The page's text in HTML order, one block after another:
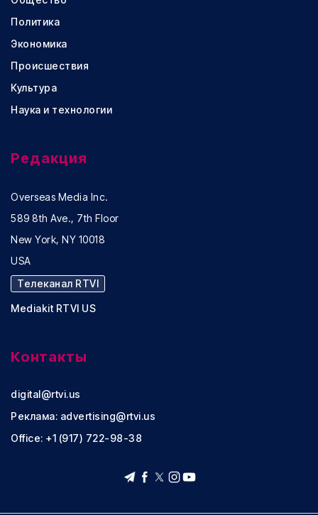
Политика
Экономика
Происшествия
Культура
Наука и технологии
Редакция
Overseas Media Inc.
589 8th Ave., 7th Floor
New York, NY 10018
USA
Телеканал RTVI
Mediakit RTVI US
Контакты
digital@rtvi.us
Реклама: advertising@rtvi.us
Office: +1 (917) 722-98-38